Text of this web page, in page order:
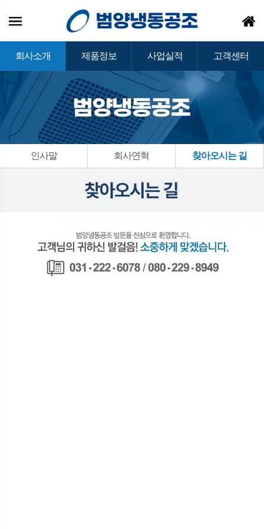
회사소개 제품정보 사업실적 고객센터
인사말 회사연혁 찾아오시는 길